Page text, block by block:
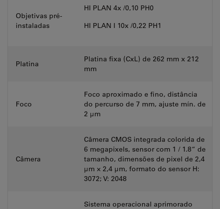
Objetivas pré-
instaladas
HI PLAN 4x /0,10 PH0
HI PLAN I 10x /0,22 PH1
Platina
Platina fixa (CxL) de 262 mm x 212
mm
Foco
Foco aproximado e fino, distância
do percurso de 7 mm, ajuste mín. de
2 μm
Câmera
Câmera CMOS integrada colorida de
6 megapixels, sensor com 1 / 1.8“ de
tamanho, dimensões de pixel de 2,4
μm × 2,4 μm, formato do sensor H:
3072; V: 2048
Sistema operacional aprimorado